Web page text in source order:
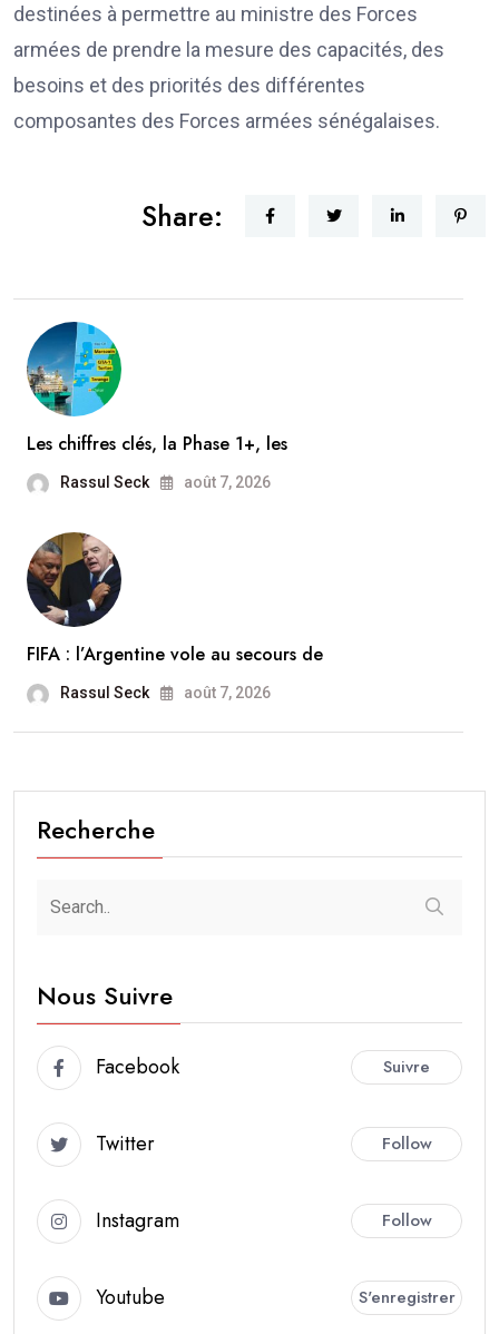
destinées à permettre au ministre des Forces
armées de prendre la mesure des capacités, des
besoins et des priorités des différentes
composantes des Forces armées sénégalaises.
Share:
Les chiffres clés, la Phase 1+, les
Rassul Seck août 7, 2026
FIFA : l’Argentine vole au secours de
Rassul Seck août 7, 2026
Recherche
Nous Suivre
Facebook Suivre
Twitter Follow
Instagram Follow
Youtube S'enregistrer